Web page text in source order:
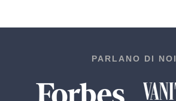
PARLANO DI NOI